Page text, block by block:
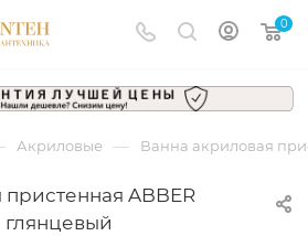
0
Акриловые — Ванна акриловая
ABBER
глянцевый